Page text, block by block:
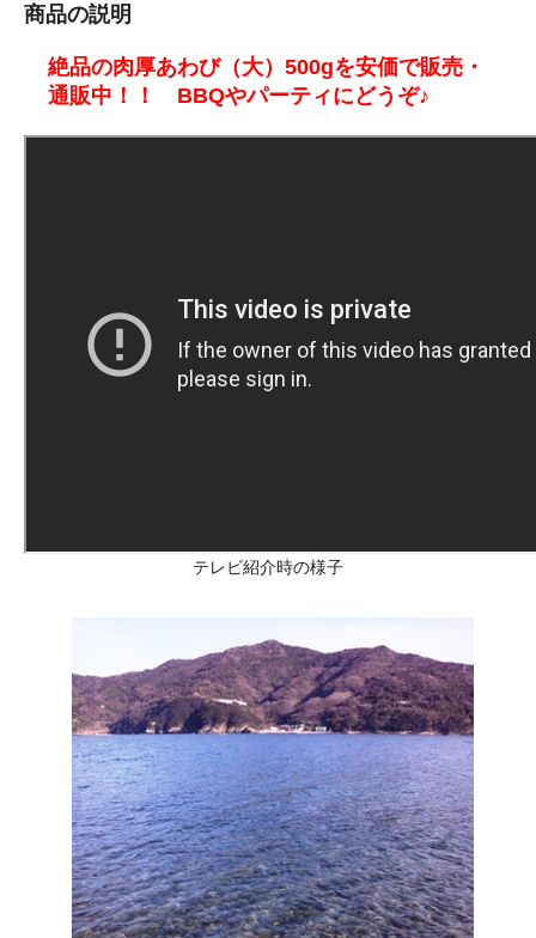
商品の説明
絶品の肉厚あわび（大）500gを安価で販売・
通販中！！ BBQやパーティにどうぞ♪
テレビ紹介時の様子